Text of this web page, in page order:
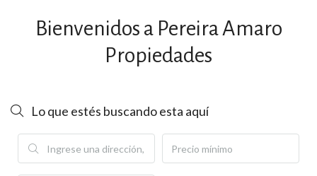
Bienvenidos a Pereira Amaro
Propiedades
Lo que estés buscando esta aquí